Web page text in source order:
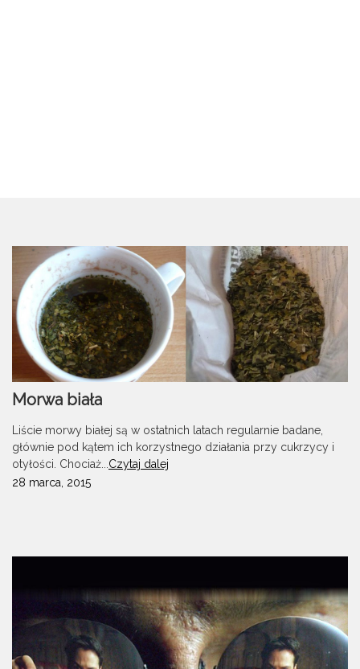
Morwa biała
Liście morwy białej są w ostatnich latach regularnie badane,
głównie pod kątem ich korzystnego działania przy cukrzycy i
otyłości. Chociaż... Czytaj dalej
28 marca, 2015